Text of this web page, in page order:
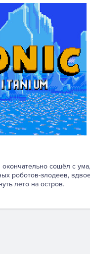
сошёл с
роботов-злодеев,
лето на остров.